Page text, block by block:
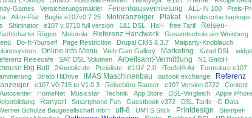
Games Versicherungsmakler Ferienhausvermietung ALL-IN 100
Preis-
All-In-Flat Bugfix e107v0.7.25 Motoranzeiger Plakat
Unsubscribe backups
Shirtinator e107 v 0710 full version 1&1 DSL HoH free Tarif
Reisen-
Rügen Motorola Referenz Handwerk
Gesamtschule am Weinberg
Do-It-Yourself Page Restriction Drupal CMS 8.3.7
Maiparty-Knoblauch
Online Info Menu Web Cam Gallery Marketing Kabel DSL
Reisecafe SAT DSL Volumen Arbeitsamt-Vermittlung
N1 GmbH
Big Bull 24mobile.de Preisliste e107 2.0 iTeufel® Air
Formulare e107
Strato HiDrive IMAS Maschinenbau outlook exchange Referenz
e107 V0.715 to V1.0.3 Reisebüro Rauser e107 Version 0722
Content
HomeNet Musicstar Technik App Store DSL-Vergleich
Apple
Ranyart Smartphone Fun Guestbook v372 DSL Tarife
G Data
Schulze Baugesellschaft mbH utf-8 UMTS Stick Printdesign
Stempel-